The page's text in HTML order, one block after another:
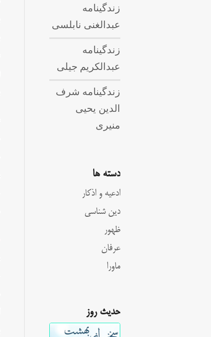
زندگینامه
عبدالغنی نابلسی
زندگینامه
عبدالکریم جیلی
زندگینامه شرف
الدین یحیی
منیری
دسته ها
ادعیه و اذکار
دین شناسی
ظهور
عرفان
ماورا
حدیث روز